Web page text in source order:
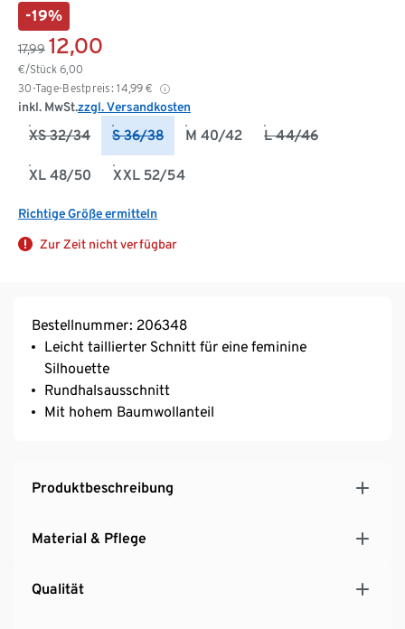
-19%
17,99 12,00
€/Stück 6,00
30-Tage-Bestpreis: 14,99 €
inkl. MwSt.zzgl. Versandkosten
XS 32/34 S 36/38 M 40/42 L 44/46
XL 48/50 XXL 52/54
Richtige Größe ermitteln
Zur Zeit nicht verfügbar
Bestellnummer: 206348
Leicht taillierter Schnitt für eine feminine
Silhouette
Rundhalsausschnitt
Mit hohem Baumwollanteil
Produktbeschreibung
Material & Pflege
Qualität